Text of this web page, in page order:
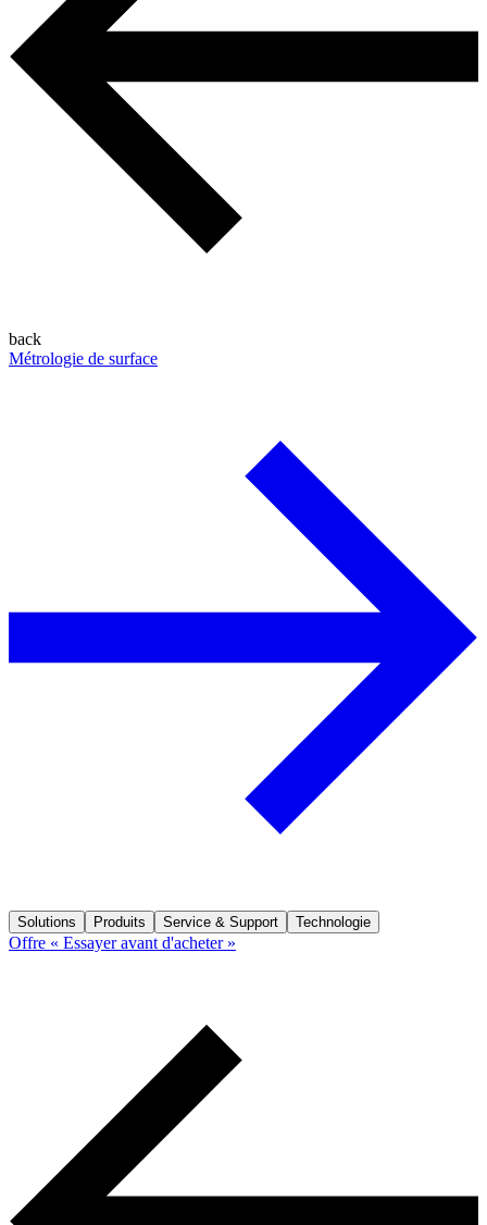
back
Métrologie de surface
Solutions Produits Service & Support Technologie
Offre « Essayer avant d'acheter »